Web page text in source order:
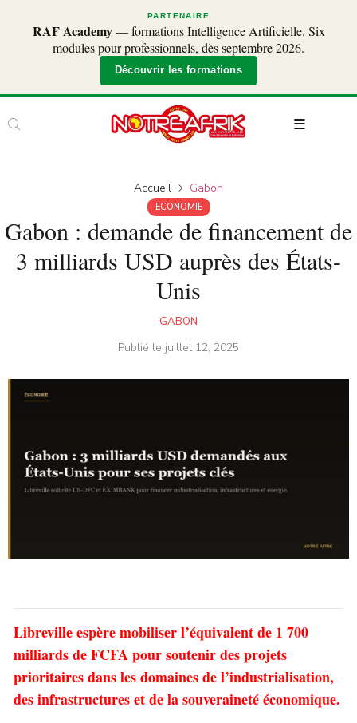
PARTENAIRE
RAF Academy— formations Intelligence Artificielle. Six
modules pour professionnels, dès septembre 2026.
Découvrir les formations
Accueil Gabon
ECONOMIE
Gabon : demande de financement de
3 milliards USD auprès des États-
Unis
GABON
Publié le juillet 12, 2025
Libreville espère mobiliser l’équivalent de 1 700
milliards de FCFA pour soutenir des projets
prioritaires dans les domaines de l’industrialisation,
des infrastructures et de la souveraineté économique.